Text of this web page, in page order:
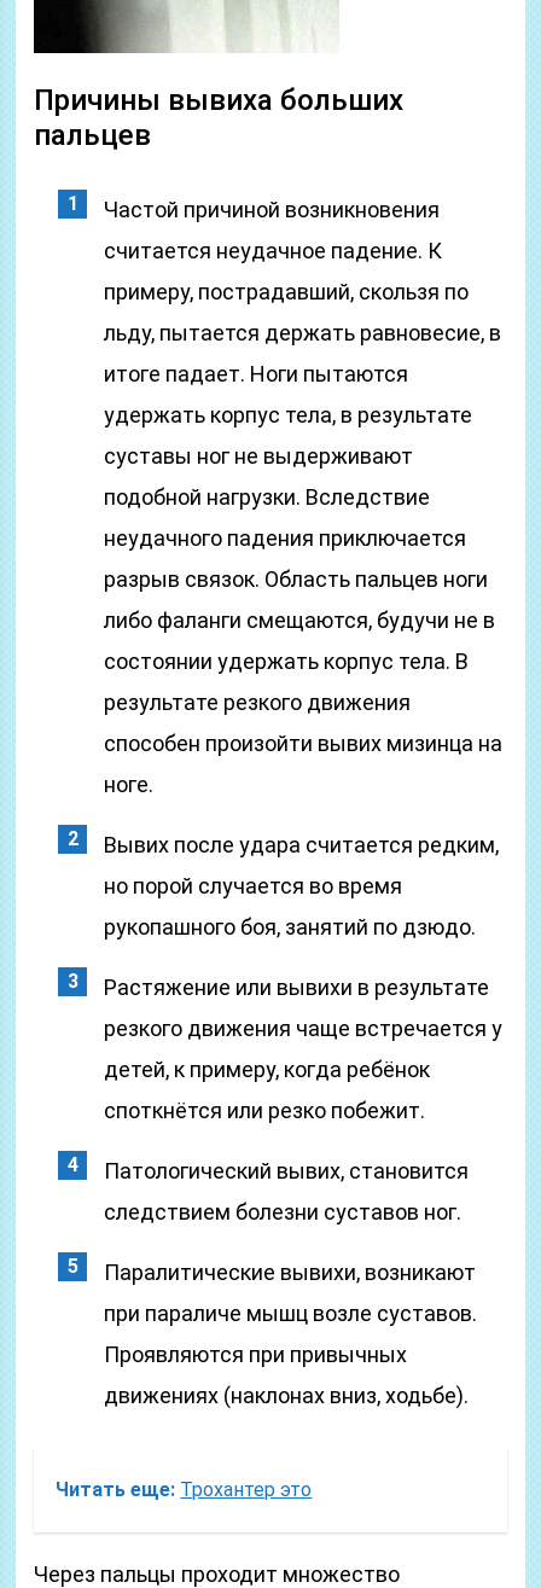
Причины вывиха больших
пальцев
Частой причиной возникновения
считается неудачное падение. К
примеру, пострадавший, скользя по
льду, пытается держать равновесие, в
итоге падает. Ноги пытаются
удержать корпус тела, в результате
суставы ног не выдерживают
подобной нагрузки. Вследствие
неудачного падения приключается
разрыв связок. Область пальцев ноги
либо фаланги смещаются, будучи не в
состоянии удержать корпус тела. В
результате резкого движения
способен произойти вывих мизинца на
ноге.
Вывих после удара считается редким,
но порой случается во время
рукопашного боя, занятий по дзюдо.
Растяжение или вывихи в результате
резкого движения чаще встречается у
детей, к примеру, когда ребёнок
споткнётся или резко побежит.
Патологический вывих, становится
следствием болезни суставов ног.
Паралитические вывихи, возникают
при параличе мышц возле суставов.
Проявляются при привычных
движениях (наклонах вниз, ходьбе).
Читать еще: Трохантер это
Через пальцы проходит множество